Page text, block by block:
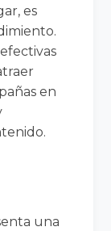
es
en
una